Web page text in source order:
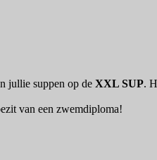
jullie suppen op de XXL SUP.
van een zwemdiploma!